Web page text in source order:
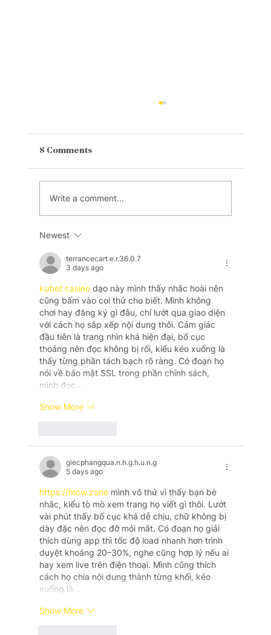
8 Comments
Write a comment...
Newest
terrancecart.e.r.36.0.7
3 days ago
kubet casino dạo này mình thấy nhắc hoài nên
cũng bấm vào coi thử cho biết. Mình không
chơi hay đăng ký gì đâu, chỉ lướt qua giao diện
với cách họ sắp xếp nội dung thôi. Cảm giác
đầu tiên là trang nhìn khá hiện đại, bố cục
thoáng nên đọc không bị rối, kiểu kéo xuống là
thấy từng phần tách bạch rõ ràng. Có đoạn họ
nói về bảo mật SSL trong phần chính sách,
mình đọc…
Show More
giecphangqua.n.h.g.h.u.n.g
5 days ago
https://mcw.zone mình vô thử vì thấy bạn bè
nhắc, kiểu tò mò xem trang họ viết gì thôi. Lướt
vài phút thấy bố cục khá dễ chịu, chữ không bị
dày đặc nên đọc đỡ mỏi mắt. Có đoạn họ giải
thích dùng app thì tốc độ load nhanh hơn trình
duyệt khoảng 20–30%, nghe cũng hợp lý nếu ai
hay xem live trên điện thoại. Mình cũng thích
cách họ chia nội dung thành từng khối, kéo
xuống là…
Show More